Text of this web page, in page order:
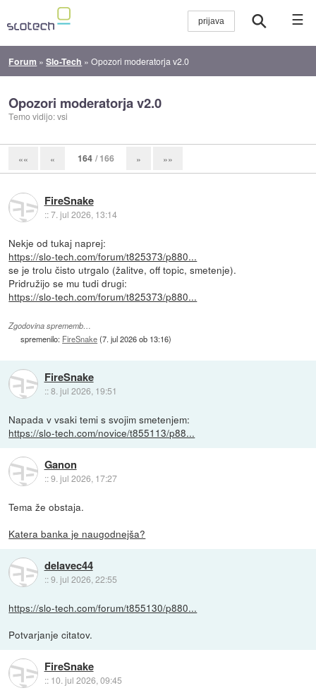
☰
Forum »Slo-Tech »Opozori moderatorja v2.0
Opozori moderatorja v2.0
Temo vidijo: vsi
«« « 164 / 166 » »»
FireSnake
::7. jul 2026, 13:14
Nekje od tukaj naprej:
https://slo-tech.com/forum/t825373/p880...
se je trolu čisto utrgalo (žalitve, off topic, smetenje).
Pridružijo se mu tudi drugi:
https://slo-tech.com/forum/t825373/p880...
Zgodovina sprememb…
spremenilo: FireSnake(7. jul 2026 ob 13:16)
FireSnake
::8. jul 2026, 19:51
Napada v vsaki temi s svojim smetenjem:
https://slo-tech.com/novice/t855113/p88...
Ganon
::9. jul 2026, 17:27
Tema že obstaja.
Katera banka je naugodnejša?
delavec44
::9. jul 2026, 22:55
https://slo-tech.com/forum/t855130/p880...
Potvarjanje citatov.
FireSnake
:: 10. jul 2026, 09:45